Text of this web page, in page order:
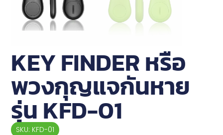
KEY FINDER หรือ
พวงกุญแจกันหาย
รุ่น KFD-01
SKU: KFD-01